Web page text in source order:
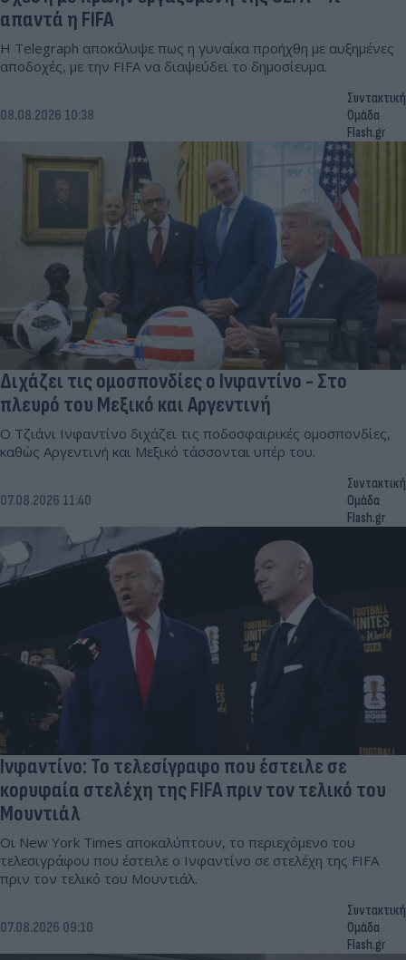
απαντά η FIFA
Η Telegraph αποκάλυψε πως η γυναίκα προήχθη με αυξημένες
αποδοχές, με την FIFA να διαψεύδει το δημοσίευμα.
08.08.2026 10:38
Συντακτική
Ομάδα
Flash.gr
Διχάζει τις ομοσπονδίες ο Ινφαντίνο - Στο
πλευρό του Μεξικό και Αργεντινή
Ο Τζιάνι Ινφαντίνο διχάζει τις ποδοσφαιρικές ομοσπονδίες,
καθώς Αργεντινή και Μεξικό τάσσονται υπέρ του.
07.08.2026 11:40
Συντακτική
Ομάδα
Flash.gr
Ινφαντίνο: Το τελεσίγραφο που έστειλε σε
κορυφαία στελέχη της FIFA πριν τον τελικό του
Μουντιάλ
Οι New York Times αποκαλύπτουν, το περιεχόμενο του
τελεσιγράφου που έστειλε ο Ινφαντίνο σε στελέχη της FIFA
πριν τον τελικό του Μουντιάλ.
07.08.2026 09:10
Συντακτική
Ομάδα
Flash.gr